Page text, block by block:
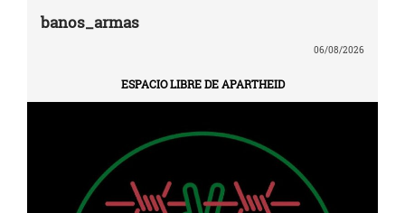
banos_armas
06/08/2026
ESPACIO LIBRE DE APARTHEID